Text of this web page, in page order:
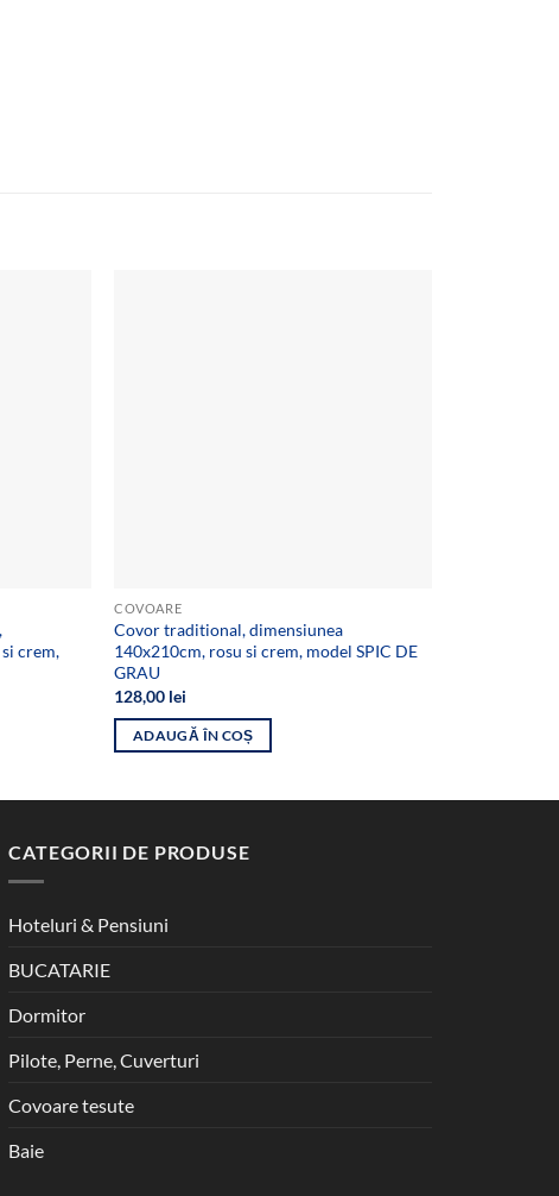
crem,
COVOARE
Covor traditional, dimensiunea
140x210cm, rosu si crem, model SPIC DE
GRAU
128,00 lei
ADAUGĂ ÎN COȘ
CATEGORII DE PRODUSE
Hoteluri & Pensiuni
BUCATARIE
Dormitor
Pilote, Perne, Cuverturi
Covoare tesute
Baie